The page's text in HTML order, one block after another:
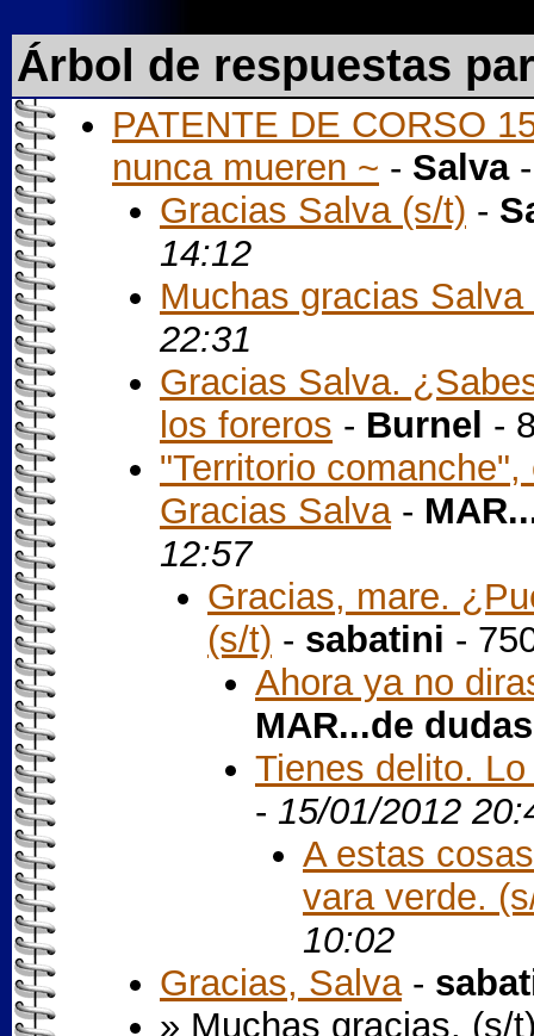
Árbol de respuestas
PATENTE DE CORSO
nunca mueren ~ - Salva-
Gracias Salva (s/t) -
14:12
Muchas gracias Salva
22:31
Gracias Salva.
los foreros - Burnel -
"Territorio
Gracias Salva-
12:57
Gracias, mare.
(s/t) - sabatini -
Ahora ya no
MAR...de dudas
Tienes delito.
- 15/01/2012
A estas
vara verde.
10:02
Gracias, Salva-
» Muchas gracias. (s/